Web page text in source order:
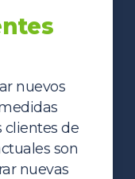
nuevos
clientes de
son
nuevas